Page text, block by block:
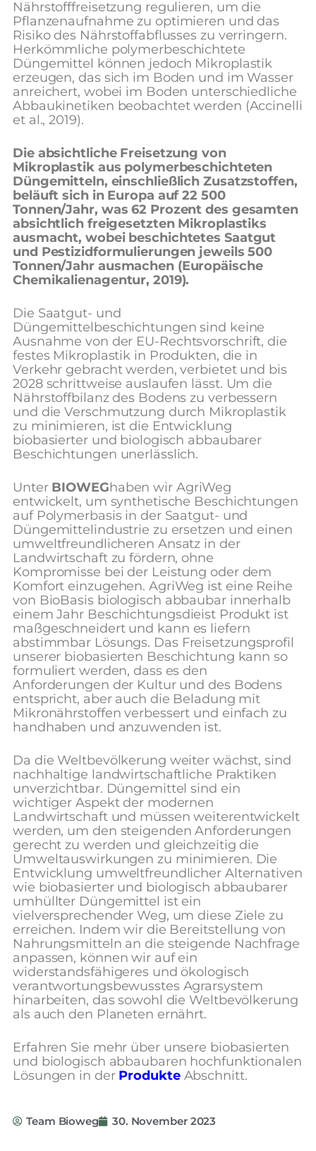
Nährstofffreisetzung regulieren, um die
Pflanzenaufnahme zu optimieren und das
Risiko des Nährstoffabflusses zu verringern.
Herkömmliche polymerbeschichtete
Düngemittel können jedoch Mikroplastik
erzeugen, das sich im Boden und im Wasser
anreichert, wobei im Boden unterschiedliche
Abbaukinetiken beobachtet werden (Accinelli
et al., 2019).
Die absichtliche Freisetzung von
Mikroplastik aus polymerbeschichteten
Düngemitteln, einschließlich Zusatzstoffen,
beläuft sich in Europa auf 22 500
Tonnen/Jahr, was 62 Prozent des gesamten
absichtlich freigesetzten Mikroplastiks
ausmacht, wobei beschichtetes Saatgut
und Pestizidformulierungen jeweils 500
Tonnen/Jahr ausmachen (Europäische
Chemikalienagentur, 2019).
Die Saatgut- und
Düngemittelbeschichtungen sind keine
Ausnahme von der EU-Rechtsvorschrift, die
festes Mikroplastik in Produkten, die in
Verkehr gebracht werden, verbietet und bis
2028 schrittweise auslaufen lässt. Um die
Nährstoffbilanz des Bodens zu verbessern
und die Verschmutzung durch Mikroplastik
zu minimieren, ist die Entwicklung
biobasierter und biologisch abbaubarer
Beschichtungen unerlässlich.
Unter BIOWEGhaben wir AgriWeg
entwickelt, um synthetische Beschichtungen
auf Polymerbasis in der Saatgut- und
Düngemittelindustrie zu ersetzen und einen
umweltfreundlicheren Ansatz in der
Landwirtschaft zu fördern, ohne
Kompromisse bei der Leistung oder dem
Komfort einzugehen. AgriWeg ist eine Reihe
von BioBasisbiologisch abbaubar innerhalb
einem Jahr Beschichtungsdieist Produkt ist
maßgeschneidertund kann es liefern
abstimmbar Lösungs. Das Freisetzungsprofil
unserer biobasierten Beschichtung kann so
formuliert werden, dass es den
Anforderungen der Kultur und des Bodens
entspricht, aber auch die Beladung mit
Mikronährstoffen verbessert und einfach zu
handhaben und anzuwenden ist.
Da die Weltbevölkerung weiter wächst, sind
nachhaltige landwirtschaftliche Praktiken
unverzichtbar. Düngemittel sind ein
wichtiger Aspekt der modernen
Landwirtschaft und müssen weiterentwickelt
werden, um den steigenden Anforderungen
gerecht zu werden und gleichzeitig die
Umweltauswirkungen zu minimieren. Die
Entwicklung umweltfreundlicher Alternativen
wie biobasierter und biologisch abbaubarer
umhüllter Düngemittel ist ein
vielversprechender Weg, um diese Ziele zu
erreichen. Indem wir die Bereitstellung von
Nahrungsmitteln an die steigende Nachfrage
anpassen, können wir auf ein
widerstandsfähigeres und ökologisch
verantwortungsbewusstes Agrarsystem
hinarbeiten, das sowohl die Weltbevölkerung
als auch den Planeten ernährt.
Erfahren Sie mehr über unsere biobasierten
und biologisch abbaubaren hochfunktionalen
Lösungen in der Produkte Abschnitt.
Team Bioweg 30. November 2023